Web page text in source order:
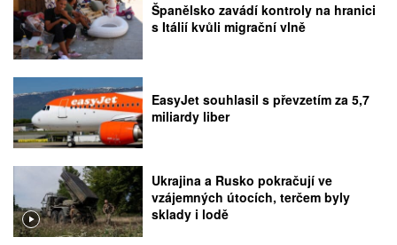
Španělsko zavádí kontroly na hranici
s Itálií kvůli migrační vlně
EasyJet souhlasil s převzetím za 5,7
miliardy liber
Ukrajina a Rusko pokračují ve
vzájemných útocích, terčem byly
sklady i lodě